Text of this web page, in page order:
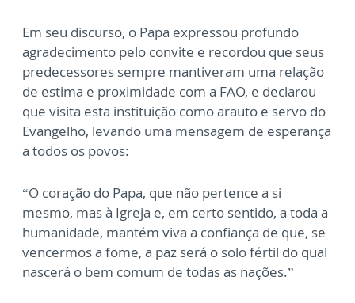
Em seu discurso, o Papa expressou profundo
agradecimento pelo convite e recordou que seus
predecessores sempre mantiveram uma relação
de estima e proximidade com a FAO, e declarou
que visita esta instituição como arauto e servo do
Evangelho, levando uma mensagem de esperança
a todos os povos:
“O coração do Papa, que não pertence a si
mesmo, mas à Igreja e, em certo sentido, a toda a
humanidade, mantém viva a confiança de que, se
vencermos a fome, a paz será o solo fértil do qual
nascerá o bem comum de todas as nações.”